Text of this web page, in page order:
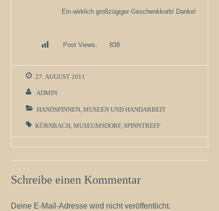
Ein wirklich großzügiger Geschenkkorb! Danke!
Post Views: 838
27. AUGUST 2011
ADMIN
HANDSPINNEN ,MUSEEN UND HANDARBEIT
KÜRNBACH ,MUSEUMSDORF, SPINNTREFF
Schreibe einen Kommentar
Deine E-Mail-Adresse wird nicht veröffentlicht.